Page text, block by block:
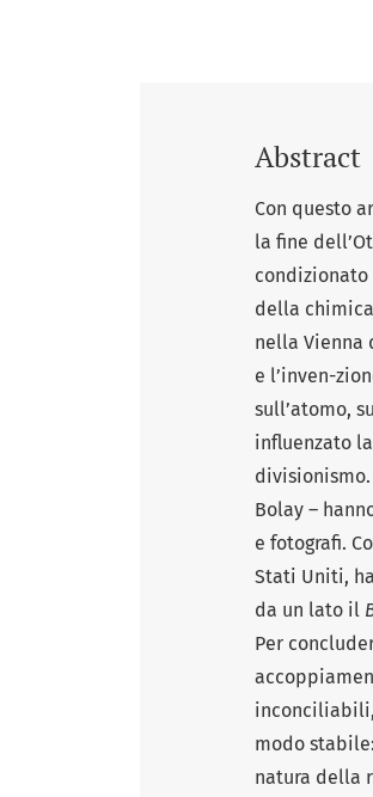
Abstract
Con questo
la fine
della
nella Vienna
e l’inven-
sull’atomo,
influenzato
Bolay –
e fotografi.
Stati Uniti,
da un lato il
Per
modo
natura della